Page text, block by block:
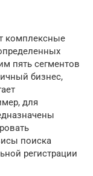
комплексные
пять сегментов
бизнес,
для
поиска
регистрации